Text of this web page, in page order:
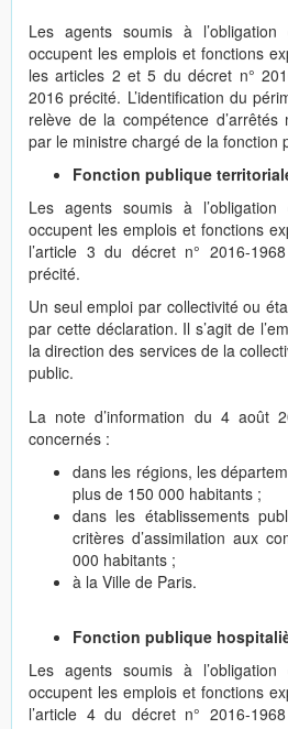
Les agents soumis à
occupent les emplois et fonctions
les articles 2 et 5 du décret n°
2016 précité. L’identification du
relève de la compétence d’arrêtés
par le ministre chargé de la fonction
Fonction publique
Les agents soumis à
occupent les emplois et fonctions
l’article 3 du décret n° 2016-
précité.
Un seul emploi par collectivité ou
par cette déclaration. Il s’agit de
la direction des services de la
public.
La note d’information du 4 août
concernés :
dans les régions, les
plus de 150 000 habitants ;
dans les établissements
critères d’assimilation aux
000 habitants ;
à la Ville de Paris.
Fonction publique
Les agents soumis à
occupent les emplois et fonctions
l’article 4 du décret n° 2016-